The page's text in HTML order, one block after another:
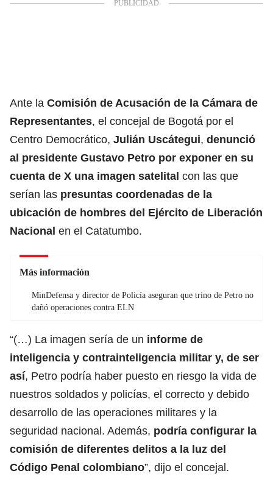
Ante la Comisión de Acusación de la Cámara de
Representantes, el concejal de Bogotá por el
Centro Democrático, Julián Uscátegui, denunció
al presidente Gustavo Petro por exponer en su
cuenta de X una imagen satelital con las que
serían las presuntas coordenadas de la
ubicación de hombres del Ejército de Liberación
Nacional en el Catatumbo.
Más información
MinDefensa y director de Policía aseguran que trino de Petro no
dañó operaciones contra ELN
“(…) La imagen sería de un informe de
inteligencia y contrainteligencia militar y, de ser
así, Petro podría haber puesto en riesgo la vida de
nuestros soldados y policías, el correcto y debido
desarrollo de las operaciones militares y la
seguridad nacional. Además, podría configurar la
comisión de diferentes delitos a la luz del
Código Penal colombiano”, dijo el concejal.